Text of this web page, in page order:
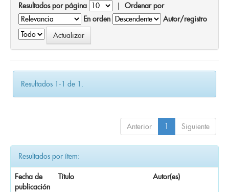
Resultados por página | Ordenar por
En orden
Autor/registro
Resultados 1-1 de 1.
Anterior 1 Siguiente
Resultados por ítem:
Fecha de
publicación
Título Autor(es)